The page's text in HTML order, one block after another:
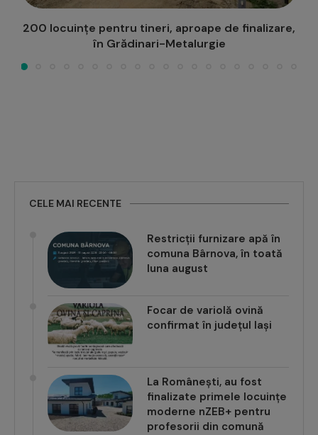
Semaforizare continuă în intersecția Podu Roș,
pe perioada vacanței
CELE MAI RECENTE
Restricții furnizare apă în
comuna Bârnova, în toată
luna august
Focar de variolă ovină
confirmat în județul Iași
La Românești, au fost
finalizate primele locuințe
moderne nZEB+ pentru
profesorii din comună